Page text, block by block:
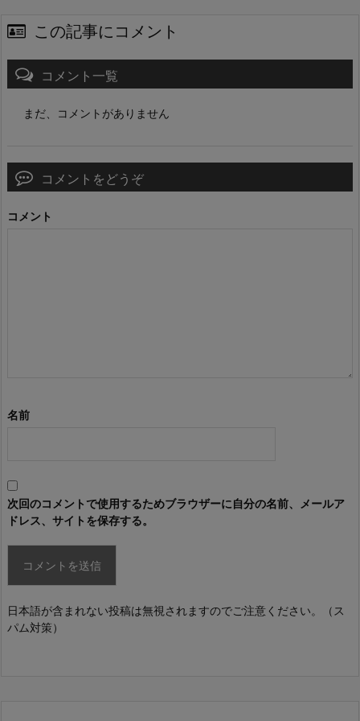
この記事にコメント
コメント一覧
まだ、コメントがありません
コメントをどうぞ
コメント
名前
次回のコメントで使用するためブラウザーに自分の名前、メールア
ドレス、サイトを保存する。
日本語が含まれない投稿は無視されますのでご注意ください。（ス
パム対策）